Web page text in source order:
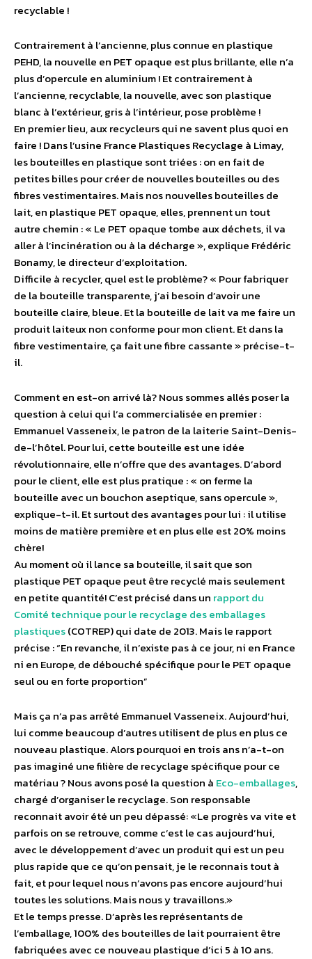
recyclable !
Contrairement à l’ancienne, plus connue en plastique
PEHD, la nouvelle en PET opaque est plus brillante, elle n’a
plus d’opercule en aluminium ! Et contrairement à
l’ancienne, recyclable, la nouvelle, avec son plastique
blanc à l’extérieur, gris à l’intérieur, pose problème !
En premier lieu, aux recycleurs qui ne savent plus quoi en
faire ! Dans l’usine France Plastiques Recyclage à Limay,
les bouteilles en plastique sont triées : on en fait de
petites billes pour créer de nouvelles bouteilles ou des
fibres vestimentaires. Mais nos nouvelles bouteilles de
lait, en plastique PET opaque, elles, prennent un tout
autre chemin : « Le PET opaque tombe aux déchets, il va
aller à l’incinération ou à la décharge », explique Frédéric
Bonamy, le directeur d’exploitation.
Difficile à recycler, quel est le problème? « Pour fabriquer
de la bouteille transparente, j’ai besoin d’avoir une
bouteille claire, bleue. Et la bouteille de lait va me faire un
produit laiteux non conforme pour mon client. Et dans la
fibre vestimentaire, ça fait une fibre cassante » précise-t-
il.
Comment en est-on arrivé là? Nous sommes allés poser la
question à celui qui l’a commercialisée en premier :
Emmanuel Vasseneix, le patron de la laiterie Saint-Denis-
de-l’hôtel. Pour lui, cette bouteille est une idée
révolutionnaire, elle n’offre que des avantages. D’abord
pour le client, elle est plus pratique : « on ferme la
bouteille avec un bouchon aseptique, sans opercule »,
explique-t-il. Et surtout des avantages pour lui : il utilise
moins de matière première et en plus elle est 20% moins
chère!
Au moment où il lance sa bouteille, il sait que son
plastique PET opaque peut être recyclé mais seulement
en petite quantité! C’est précisé dans un rapport du
Comité technique pour le recyclage des emballages
plastiques(COTREP) qui date de 2013. Mais le rapport
précise : “En revanche, il n’existe pas à ce jour, ni en France
ni en Europe, de débouché spécifique pour le PET opaque
seul ou en forte proportion”
Mais ça n’a pas arrêté Emmanuel Vasseneix. Aujourd’hui,
lui comme beaucoup d’autres utilisent de plus en plus ce
nouveau plastique. Alors pourquoi en trois ans n’a-t-on
pas imaginé une filière de recyclage spécifique pour ce
matériau ? Nous avons posé la question à Eco-emballages,
chargé d’organiser le recyclage. Son responsable
reconnait avoir été un peu dépassé: «Le progrès va vite et
parfois on se retrouve, comme c’est le cas aujourd’hui,
avec le développement d’avec un produit qui est un peu
plus rapide que ce qu’on pensait, je le reconnais tout à
fait, et pour lequel nous n’avons pas encore aujourd’hui
toutes les solutions. Mais nous y travaillons.»
Et le temps presse. D’après les représentants de
l’emballage, 100% des bouteilles de lait pourraient être
fabriquées avec ce nouveau plastique d’ici 5 à 10 ans.